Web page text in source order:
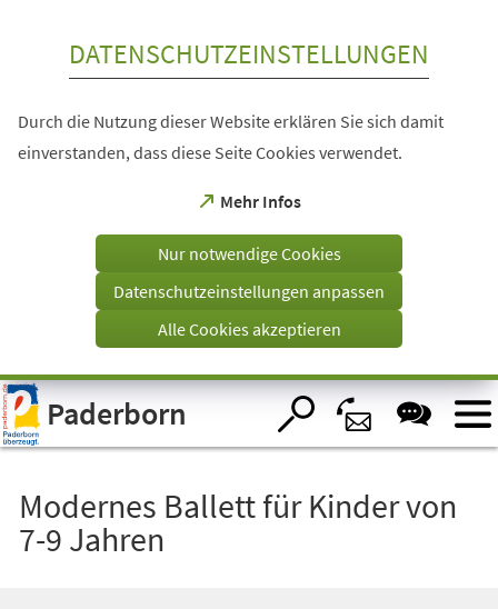
Visuelle
Assistenzsoftware
öffnen.
DATENSCHUTZEINSTELLUNGEN
Durch die Nutzung dieser Website erklären Sie sich damit
einverstanden, dass diese Seite Cookies verwendet.
Mehr Infos
(Öffnet
einem
Tab)
Nur notwendige Cookies
Datenschutzeinstellungen anpassen
Alle Cookies akzeptieren
Paderborn
Modernes Ballett für Kinder von
7-9 Jahren